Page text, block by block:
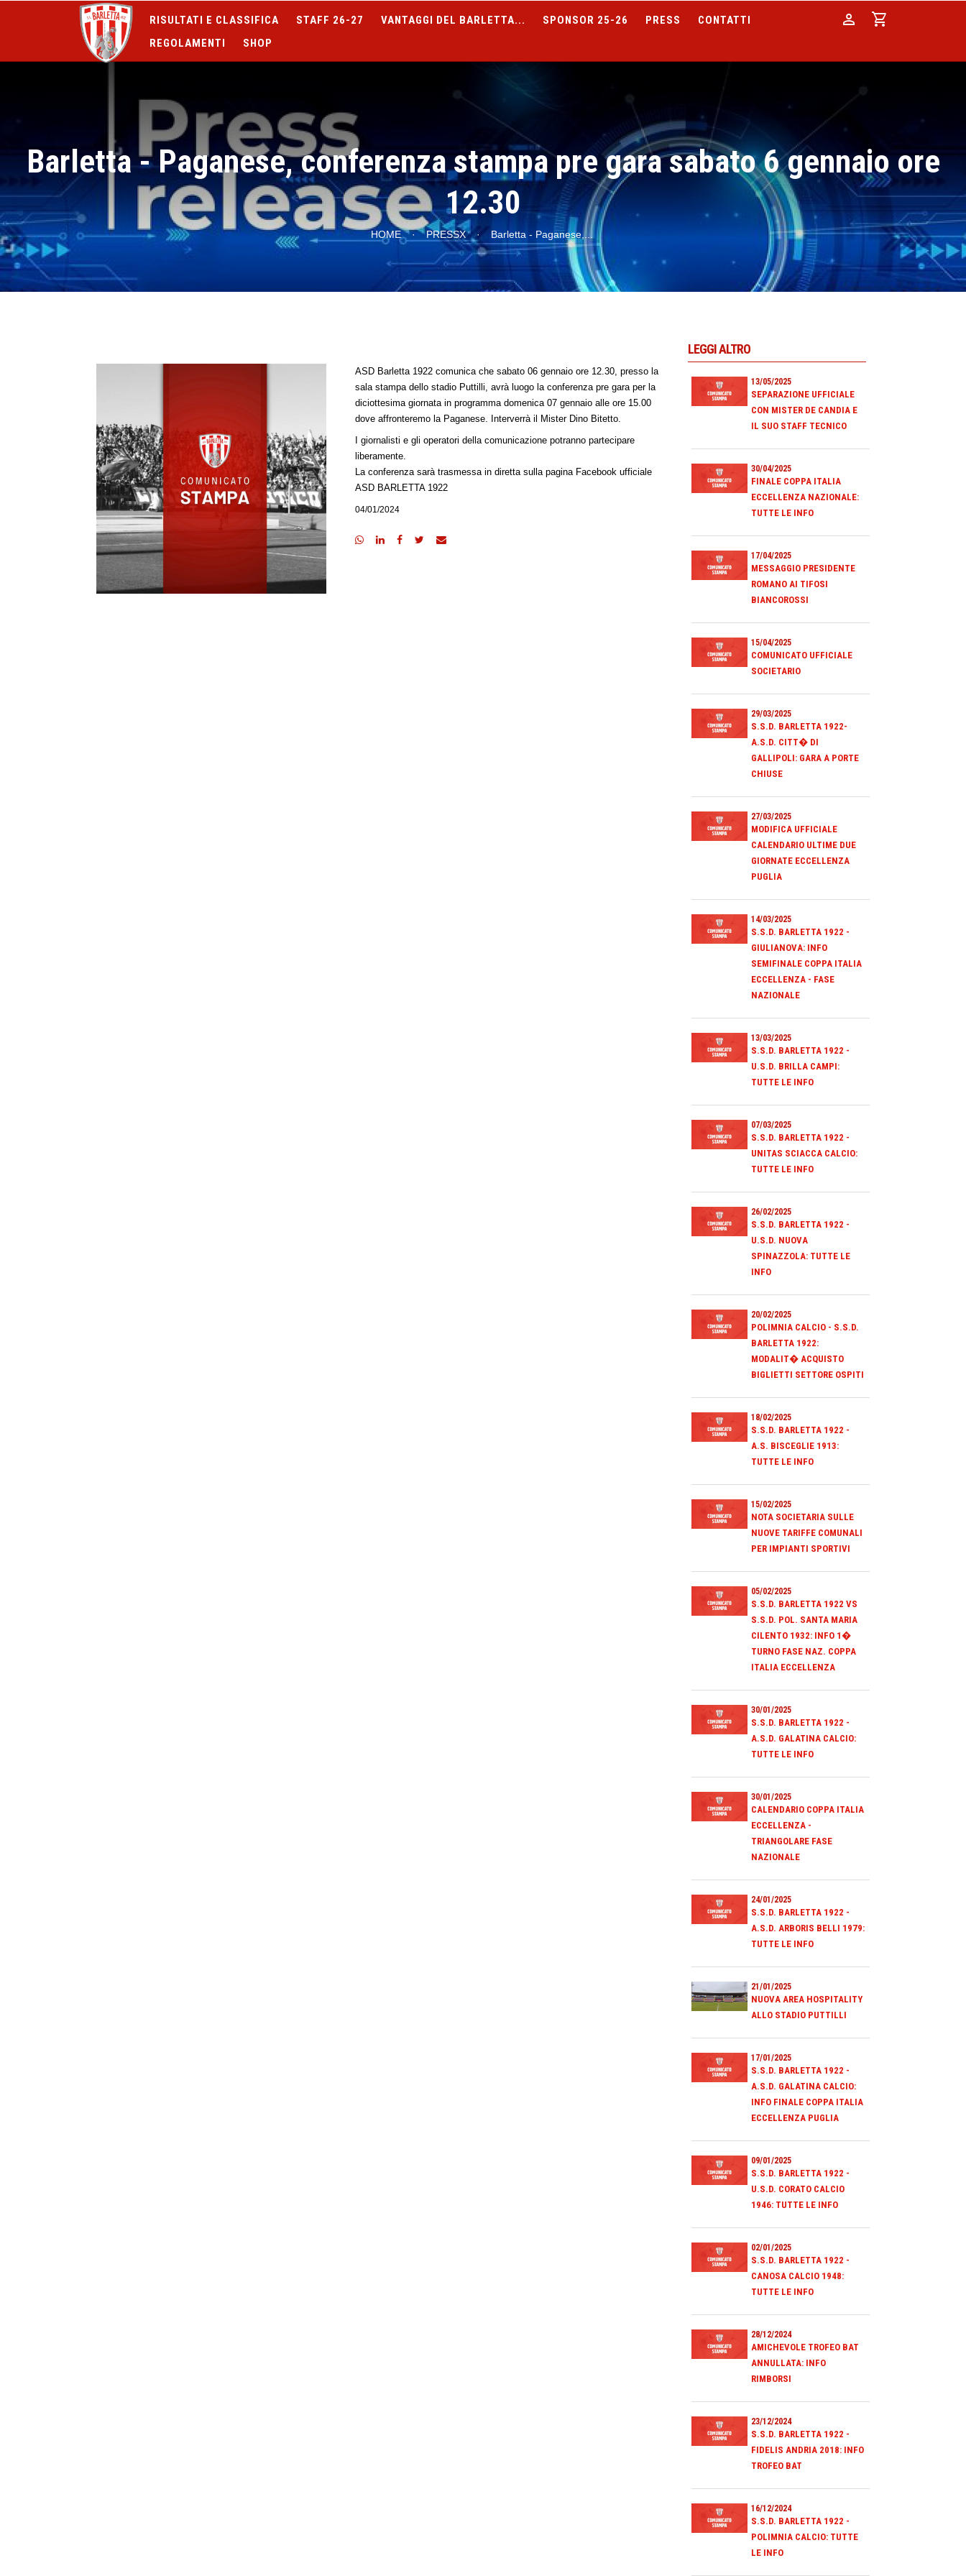
person shopping_cart
RISULTATI E CLASSIFICA STAFF 26-27 VANTAGGI DEL BARLETTA... SPONSOR 25-26 PRESS
CONTATTI
REGOLAMENTI
SHOP
Barletta - Paganese, conferenza stampa pre gara sabato 6 gennaio ore
12.30
HOME · PRESSX · Barletta - Paganese,...
ASD Barletta 1922 comunica che sabato 06 gennaio ore 12.30, presso la
sala stampa dello stadio Puttilli, avrà luogo la conferenza pre gara per la
diciottesima giornata in programma domenica 07 gennaio alle ore 15.00
dove affronteremo la Paganese. Interverrà il Mister Dino Bitetto.
I giornalisti e gli operatori della comunicazione potranno partecipare
liberamente.
La conferenza sarà trasmessa in diretta sulla pagina Facebook ufficiale
ASD BARLETTA 1922
04/01/2024
LEGGI ALTRO
13/05/2025
SEPARAZIONE UFFICIALE
CON MISTER DE CANDIA E
IL SUO STAFF TECNICO
30/04/2025
FINALE COPPA ITALIA
ECCELLENZA NAZIONALE:
TUTTE LE INFO
17/04/2025
MESSAGGIO PRESIDENTE
ROMANO AI TIFOSI
BIANCOROSSI
15/04/2025
COMUNICATO UFFICIALE
SOCIETARIO
29/03/2025
S.S.D. BARLETTA 1922-
A.S.D. CITT� DI
GALLIPOLI: GARA A PORTE
CHIUSE
27/03/2025
MODIFICA UFFICIALE
CALENDARIO ULTIME DUE
GIORNATE ECCELLENZA
PUGLIA
14/03/2025
S.S.D. BARLETTA 1922 -
GIULIANOVA: INFO
SEMIFINALE COPPA ITALIA
ECCELLENZA - FASE
NAZIONALE
13/03/2025
S.S.D. BARLETTA 1922 -
U.S.D. BRILLA CAMPI:
TUTTE LE INFO
07/03/2025
S.S.D. BARLETTA 1922 -
UNITAS SCIACCA CALCIO:
TUTTE LE INFO
26/02/2025
S.S.D. BARLETTA 1922 -
U.S.D. NUOVA
SPINAZZOLA: TUTTE LE
INFO
20/02/2025
POLIMNIA CALCIO - S.S.D.
BARLETTA 1922:
MODALIT� ACQUISTO
BIGLIETTI SETTORE OSPITI
18/02/2025
S.S.D. BARLETTA 1922 -
A.S. BISCEGLIE 1913:
TUTTE LE INFO
15/02/2025
NOTA SOCIETARIA SULLE
NUOVE TARIFFE COMUNALI
PER IMPIANTI SPORTIVI
05/02/2025
S.S.D. BARLETTA 1922 VS
S.S.D. POL. SANTA MARIA
CILENTO 1932: INFO 1�
TURNO FASE NAZ. COPPA
ITALIA ECCELLENZA
30/01/2025
S.S.D. BARLETTA 1922 -
A.S.D. GALATINA CALCIO:
TUTTE LE INFO
30/01/2025
CALENDARIO COPPA ITALIA
ECCELLENZA -
TRIANGOLARE FASE
NAZIONALE
24/01/2025
S.S.D. BARLETTA 1922 -
A.S.D. ARBORIS BELLI 1979:
TUTTE LE INFO
21/01/2025
NUOVA AREA HOSPITALITY
ALLO STADIO PUTTILLI
17/01/2025
S.S.D. BARLETTA 1922 -
A.S.D. GALATINA CALCIO:
INFO FINALE COPPA ITALIA
ECCELLENZA PUGLIA
09/01/2025
S.S.D. BARLETTA 1922 -
U.S.D. CORATO CALCIO
1946: TUTTE LE INFO
02/01/2025
S.S.D. BARLETTA 1922 -
CANOSA CALCIO 1948:
TUTTE LE INFO
28/12/2024
AMICHEVOLE TROFEO BAT
ANNULLATA: INFO
RIMBORSI
23/12/2024
S.S.D. BARLETTA 1922 -
FIDELIS ANDRIA 2018: INFO
TROFEO BAT
16/12/2024
S.S.D. BARLETTA 1922 -
POLIMNIA CALCIO: TUTTE
LE INFO